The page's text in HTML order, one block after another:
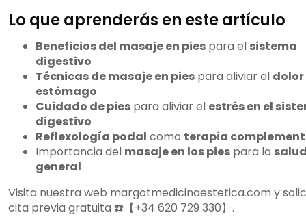
podal en la antigüedad?
¿Cómo ha evolucionado la
reflexología podal a lo largo de la historia?
¿Cuáles son los beneficios de la
reflexología podal para la salud en
general?
¿Existen contraindicaciones para la
reflexología podal?
¿Cómo se desarrolla una sesión de
reflexología podal?
¿Cómo puedo cuidar mis pies para
mantener la salud en general?
¿Qué es la reflexoterapia podal y
cómo se relaciona con la salud holística?
Lo que aprenderás en este artículo
Beneficios del masaje en pies para el sistema
digestivo
Técnicas de masaje en pies para aliviar el dolor
estómago
Cuidado de pies para aliviar el estrés en el
digestivo
Reflexología podal como terapia
Importancia del masaje en los pies para la
general
Visita nuestra web margotmedicinaestetica.com y
cita previa gratuita ☎️【+34 620 729 330】.